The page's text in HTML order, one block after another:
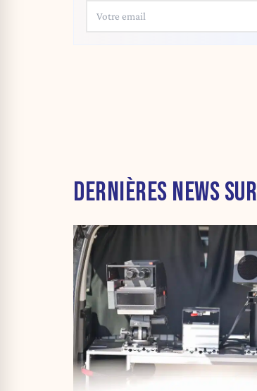
DERNIÈRES NEWS SUR